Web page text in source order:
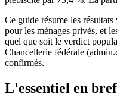
Ce guide résume les
pour les ménages privés, et
quel que soit le verdict
Chancellerie fédérale
confirmés.
L'essentiel en bref